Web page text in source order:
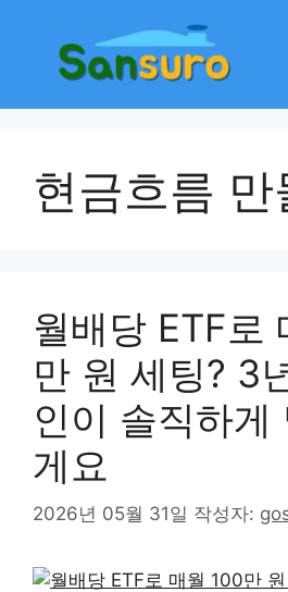
현금흐름 만
월배당 ETF로
만 원 세팅? 3
인이 솔직하게
게요
2026년 05월 31일 작성자: